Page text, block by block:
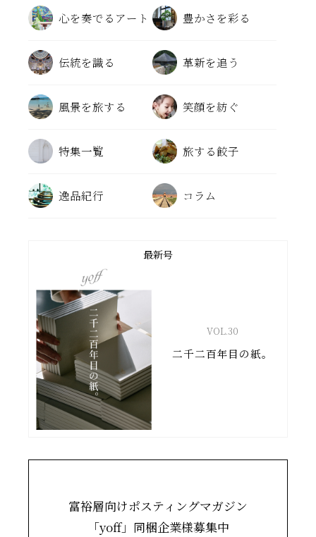
心を奏でるアート 豊かさを彩る
伝統を識る 革新を追う
風景を旅する 笑顔を紡ぐ
特集一覧 旅する餃子
逸品紀行 コラム
最新号
VOL.30
二千二百年目の紙。
富裕層向けポスティングマガジン
「yoff」同梱企業様募集中